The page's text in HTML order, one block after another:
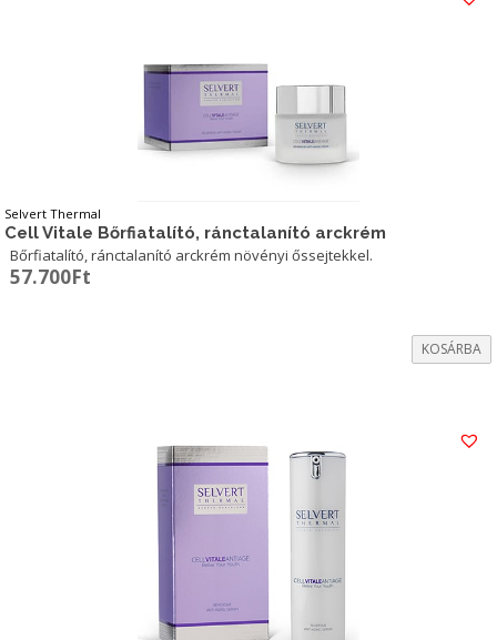
Selvert Thermal
Cell Vitale Bőrfiatalító, ránctalanító arckrém
Bőrfiatalító, ránctalanító arckrém növényi őssejtekkel.
57.700Ft
KOSÁRBA